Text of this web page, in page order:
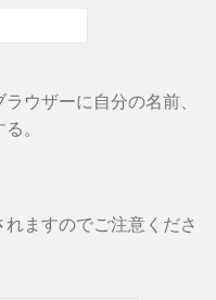
ウザーに自分の名前、
。
ますのでご注意くださ